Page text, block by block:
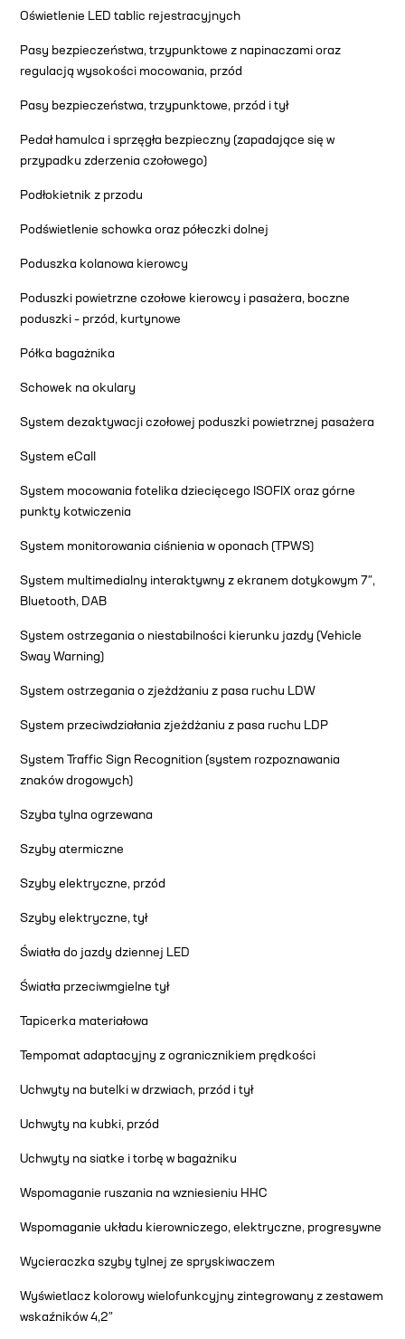
Oświetlenie LED tablic rejestracyjnych
Pasy bezpieczeństwa, trzypunktowe z napinaczami oraz
regulacją wysokości mocowania, przód
Pasy bezpieczeństwa, trzypunktowe, przód i tył
Pedał hamulca i sprzęgła bezpieczny (zapadające się w
przypadku zderzenia czołowego)
Podłokietnik z przodu
Podświetlenie schowka oraz półeczki dolnej
Poduszka kolanowa kierowcy
Poduszki powietrzne czołowe kierowcy i pasażera, boczne
poduszki – przód, kurtynowe
Półka bagażnika
Schowek na okulary
System dezaktywacji czołowej poduszki powietrznej pasażera
System eCall
System mocowania fotelika dziecięcego ISOFIX oraz górne
punkty kotwiczenia
System monitorowania ciśnienia w oponach (TPWS)
System multimedialny interaktywny z ekranem dotykowym 7″,
Bluetooth, DAB
System ostrzegania o niestabilności kierunku jazdy (Vehicle
Sway Warning)
System ostrzegania o zjeżdżaniu z pasa ruchu LDW
System przeciwdziałania zjeżdżaniu z pasa ruchu LDP
System Traffic Sign Recognition (system rozpoznawania
znaków drogowych)
Szyba tylna ogrzewana
Szyby atermiczne
Szyby elektryczne, przód
Szyby elektryczne, tył
Światła do jazdy dziennej LED
Światła przeciwmgielne tył
Tapicerka materiałowa
Tempomat adaptacyjny z ogranicznikiem prędkości
Uchwyty na butelki w drzwiach, przód i tył
Uchwyty na kubki, przód
Uchwyty na siatke i torbę w bagażniku
Wspomaganie ruszania na wzniesieniu HHC
Wspomaganie układu kierowniczego, elektryczne, progresywne
Wycieraczka szyby tylnej ze spryskiwaczem
Wyświetlacz kolorowy wielofunkcyjny zintegrowany z zestawem
wskaźników 4,2″